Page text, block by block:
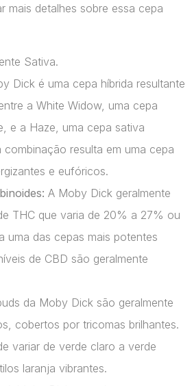
mais detalhes sobre essa cepa
Sativa.
Dick é uma cepa híbrida resultante
a White Widow, uma cepa
e a Haze, uma cepa sativa
combinação resulta em uma cepa
e eufóricos.
A Moby Dick geralmente
THC que varia de 20% a 27% ou
uma das cepas mais potentes
de CBD são geralmente
da Moby Dick são geralmente
cobertos por tricomas brilhantes.
variar de verde claro a verde
laranja vibrantes.